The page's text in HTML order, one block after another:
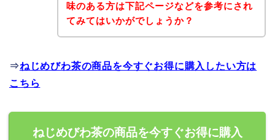
味のある方は下記ページなどを参考にされ
てみてはいかがでしょうか？
⇒ねじめびわ茶の商品を今すぐお得に購入したい方は
こちら
ねじめびわ茶の商品を今すぐお得に購入